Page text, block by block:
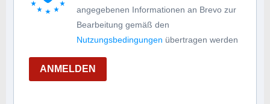
angegebenen Informationen an Brevo zur
Bearbeitung gemäß den
Nutzungsbedingungen übertragen werden
ANMELDEN